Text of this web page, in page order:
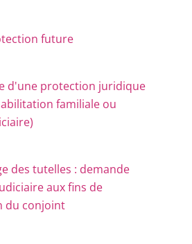
future
d'une protection juridique
familiale ou
des tutelles : demande
aux fins de
du conjoint